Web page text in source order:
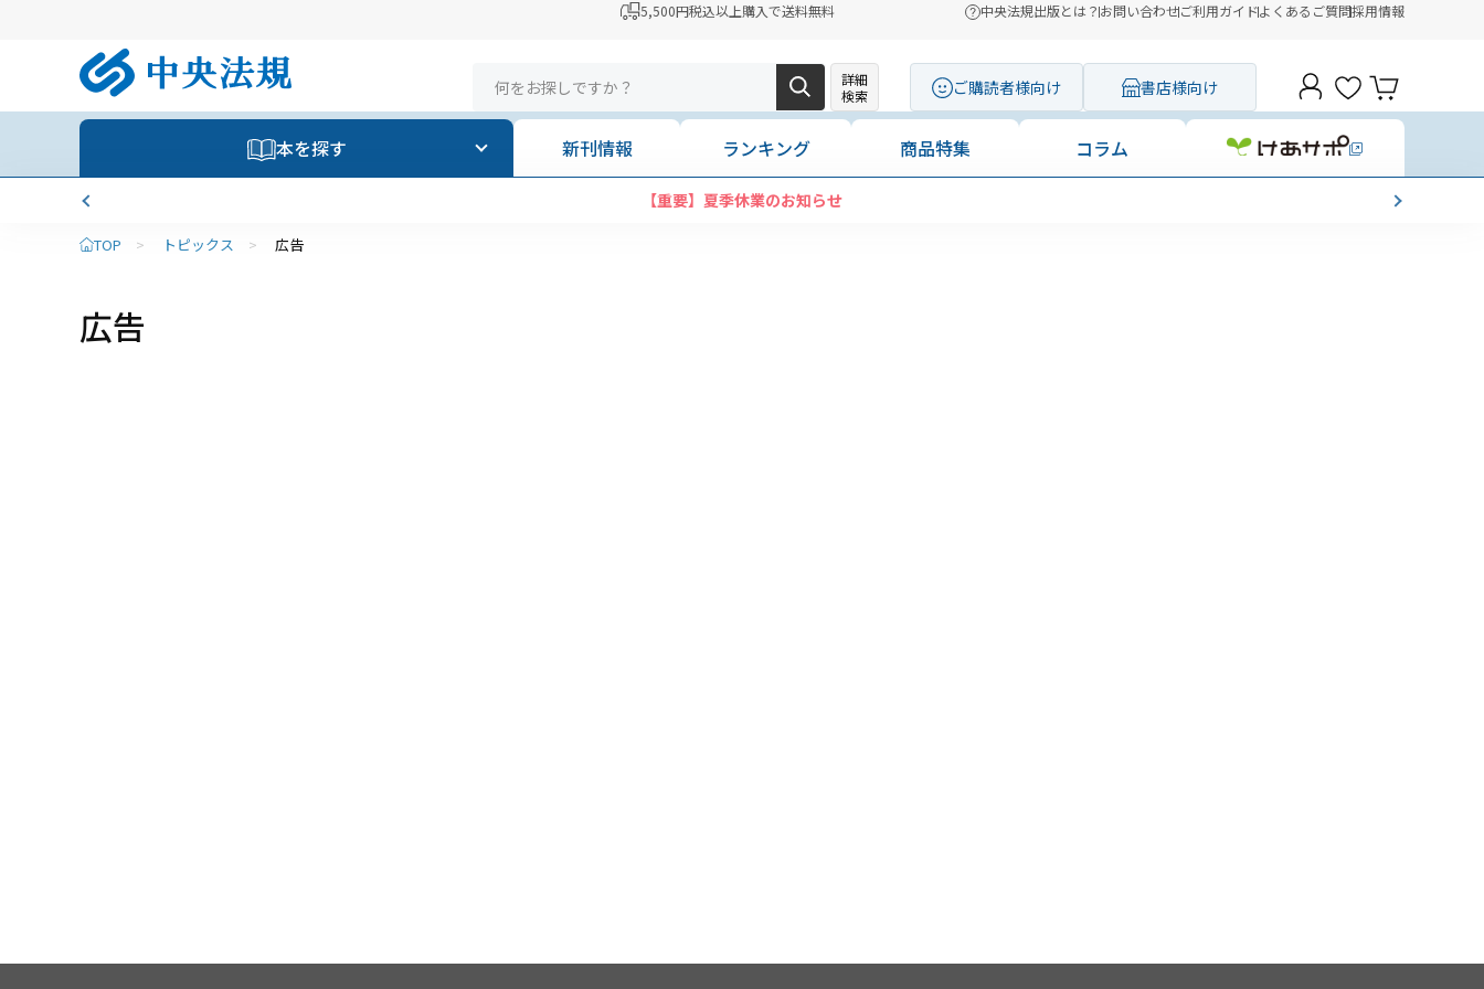
5,500円税込以上購入で送料無料 中央法規出版とは？お問い合わせご利用ガイドよくあるご質問採用情報
詳細
検索
ご購読者様向け 書店様向け
本を探す 新刊情報 ランキング 商品特集 コラム
【重要】夏季休業のお知らせ
TOP > トピックス > 広告
広告